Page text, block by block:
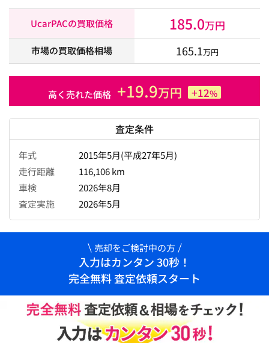
UcarPACの買取価格 185.0万円
市場の買取価格相場 165.1万円
高く売れた価格 +19.9万円 +12%
査定条件
年式
2015年5月(平成27年5月)
走行距離
116,106 km
車検
2026年8月
査定実施
2026年5月
売却をご検討中の方
入力はカンタン 30秒！
完全無料 査定依頼スタート